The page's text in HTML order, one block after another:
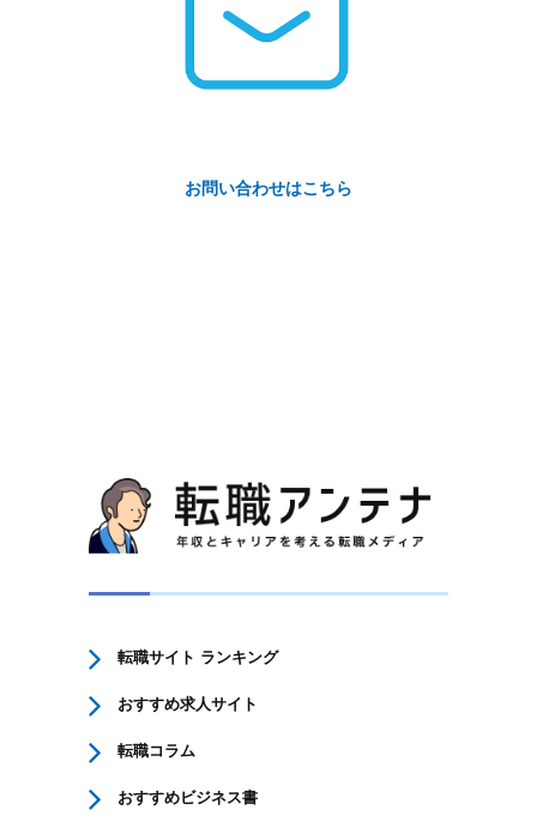
お問い合わせはこちら
転職サイト ランキング
おすすめ求人サイト
転職コラム
おすすめビジネス書